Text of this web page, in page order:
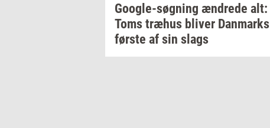
Google-​søgning æn­dre­de alt:
Toms træhus bli­ver Dan­marks
før­ste af sin slags